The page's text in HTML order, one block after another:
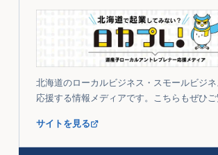
北海道のローカルビジネス・スモールビジ
応援する情報メディアです。こちらもぜひご
サイトを見る